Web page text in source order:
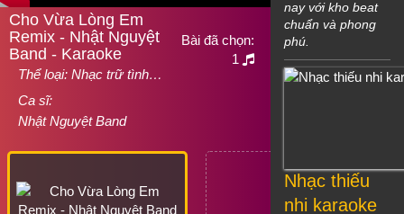
Cho Vừa Lòng Em
Remix - Nhật Nguyệt
Band - Karaoke
Thể loại: Nhạc trữ tình…
Ca sĩ:
Nhật Nguyệt Band
Bài đã chọn:
1
nay với kho beat
chuẩn và phong
phú.
Nhạc thiếu
nhi karaoke